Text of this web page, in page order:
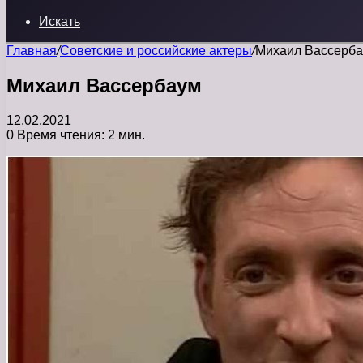
Искать
Главная/Советские и российские актеры/Михаил
Михаил Вассербаум
12.02.2021
0 Время чтения: 2 мин.